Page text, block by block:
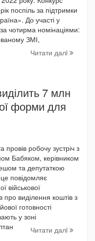
поспіль за підтримки
До участі у
чотирма номінаціями:
ЗМІ,
Читати далi
7 млн
форми для
провів робочу зустріч з
Бабяком, керівником
та депутаткою
повідомляє
військової
про виділення коштів з
готовності
у зоні
Читати далi